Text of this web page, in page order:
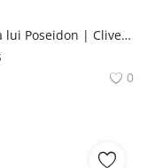
Sageata lui Poseidon | Clive Cussler, Dirk Cussler RAO
0